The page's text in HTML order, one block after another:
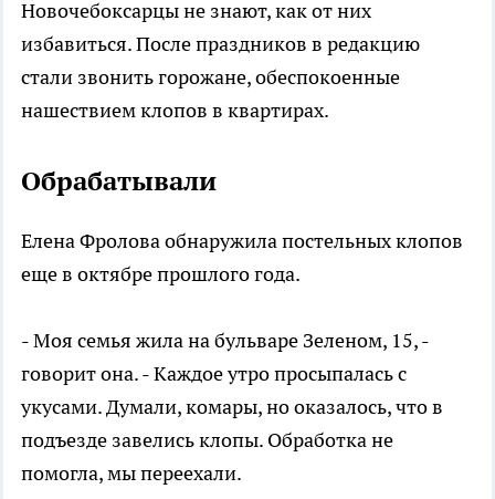
Новочебоксарцы не знают, как от них
избавиться. После праздников в редакцию
стали звонить горожане, обеспокоенные
нашествием клопов в квартирах.
Обрабатывали
Елена Фролова обнаружила постельных клопов
еще в октябре прошлого года.
- Моя семья жила на бульваре Зеленом, 15, -
говорит она. - Каждое утро просыпалась с
укусами. Думали, комары, но оказалось, что в
подъезде завелись клопы. Обработка не
помогла, мы переехали.